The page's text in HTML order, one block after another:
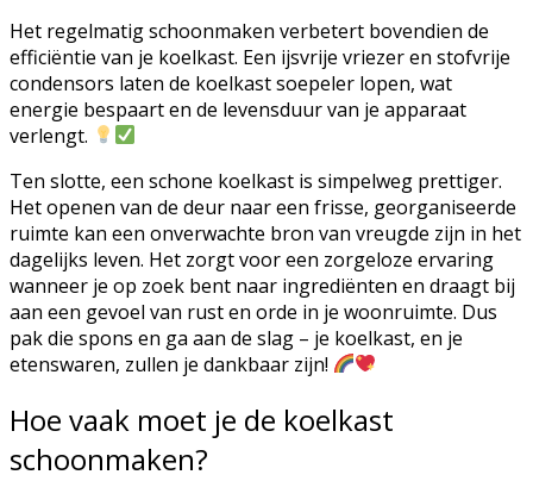
Het regelmatig schoonmaken verbetert bovendien de
efficiëntie van je koelkast. Een ijsvrije vriezer en stofvrije
condensors laten de koelkast soepeler lopen, wat
energie bespaart en de levensduur van je apparaat
verlengt.
Ten slotte, een schone koelkast is simpelweg prettiger.
Het openen van de deur naar een frisse, georganiseerde
ruimte kan een onverwachte bron van vreugde zijn in het
dagelijks leven. Het zorgt voor een zorgeloze ervaring
wanneer je op zoek bent naar ingrediënten en draagt bij
aan een gevoel van rust en orde in je woonruimte. Dus
pak die spons en ga aan de slag – je koelkast, en je
etenswaren, zullen je dankbaar zijn!
Hoe vaak moet je de koelkast
schoonmaken?